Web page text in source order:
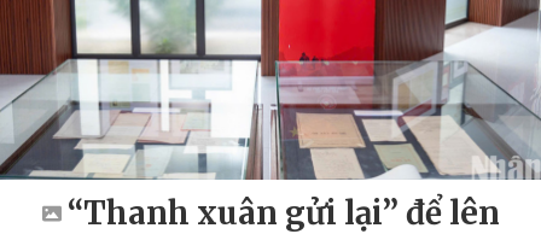
“Thanh xuân gửi lại” để lên